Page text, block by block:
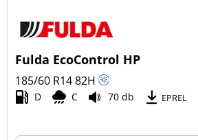
Fulda EcoControl HP
185/60 R1482H
D C 70 db EPREL